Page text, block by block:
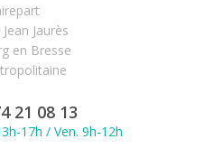
Jaurès
en Bresse
21 08 13
17h / Ven. 9h-12h